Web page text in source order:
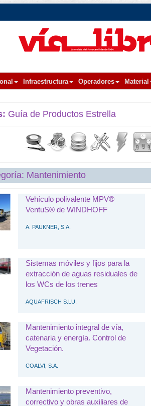
Infraestructura Operadores Material
Guía de Productos Estrella
Mantenimiento
Vehículo polivalente MPV®
VentuS® de WINDHOFF
A. PAUKNER, S.A.
Sistemas móviles y fijos para la
extracción de aguas residuales de
los WCs de los trenes
AQUAFRISCH S.LU.
Mantenimiento integral de vía,
catenaria y energía. Control de
Vegetación.
COALVI, S.A.
Mantenimiento preventivo,
correctivo y obras auxiliares de